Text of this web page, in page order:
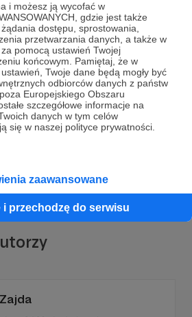
i możesz ją wycofać w
gdzie jest także
dostępu, sprostowania,
przetwarzania danych, a także w
pomocą ustawień Twojej
końcowym. Pamiętaj, że w
Twoje dane będą mogły być
odbiorców danych z państw
Europejskiego Obszaru
szczegółowe informacje na
danych w tym celów
się w naszej polityce prywatności.
zaawansowane
i przechodzę do serwisu
grona Patronów!
AutoraCentrum Słowian i
w Wolinie już teraz!